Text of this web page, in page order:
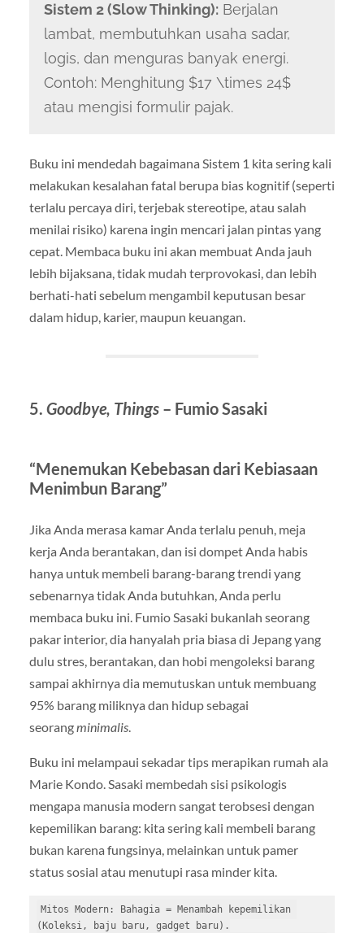
Sistem 2 (Slow Thinking):Berjalan
lambat, membutuhkan usaha sadar,
logis, dan menguras banyak energi.
Contoh: Menghitung $17 \times 24$
atau mengisi formulir pajak.
Buku ini mendedah bagaimana Sistem 1 kita sering kali
melakukan kesalahan fatal berupa bias kognitif (seperti
terlalu percaya diri, terjebak stereotipe, atau salah
menilai risiko) karena ingin mencari jalan pintas yang
cepat. Membaca buku ini akan membuat Anda jauh
lebih bijaksana, tidak mudah terprovokasi, dan lebih
berhati-hati sebelum mengambil keputusan besar
dalam hidup, karier, maupun keuangan.
5. Goodbye, Things– Fumio Sasaki
“Menemukan Kebebasan dari Kebiasaan
Menimbun Barang”
Jika Anda merasa kamar Anda terlalu penuh, meja
kerja Anda berantakan, dan isi dompet Anda habis
hanya untuk membeli barang-barang trendi yang
sebenarnya tidak Anda butuhkan, Anda perlu
membaca buku ini. Fumio Sasaki bukanlah seorang
pakar interior, dia hanyalah pria biasa di Jepang yang
dulu stres, berantakan, dan hobi mengoleksi barang
sampai akhirnya dia memutuskan untuk membuang
95% barang miliknya dan hidup sebagai
seorang minimalis.
Buku ini melampaui sekadar tips merapikan rumah ala
Marie Kondo. Sasaki membedah sisi psikologis
mengapa manusia modern sangat terobsesi dengan
kepemilikan barang: kita sering kali membeli barang
bukan karena fungsinya, melainkan untuk pamer
status sosial atau menutupi rasa minder kita.
Mitos Modern: Bahagia = Menambah kepemilikan
(Koleksi, baju baru, gadget baru).